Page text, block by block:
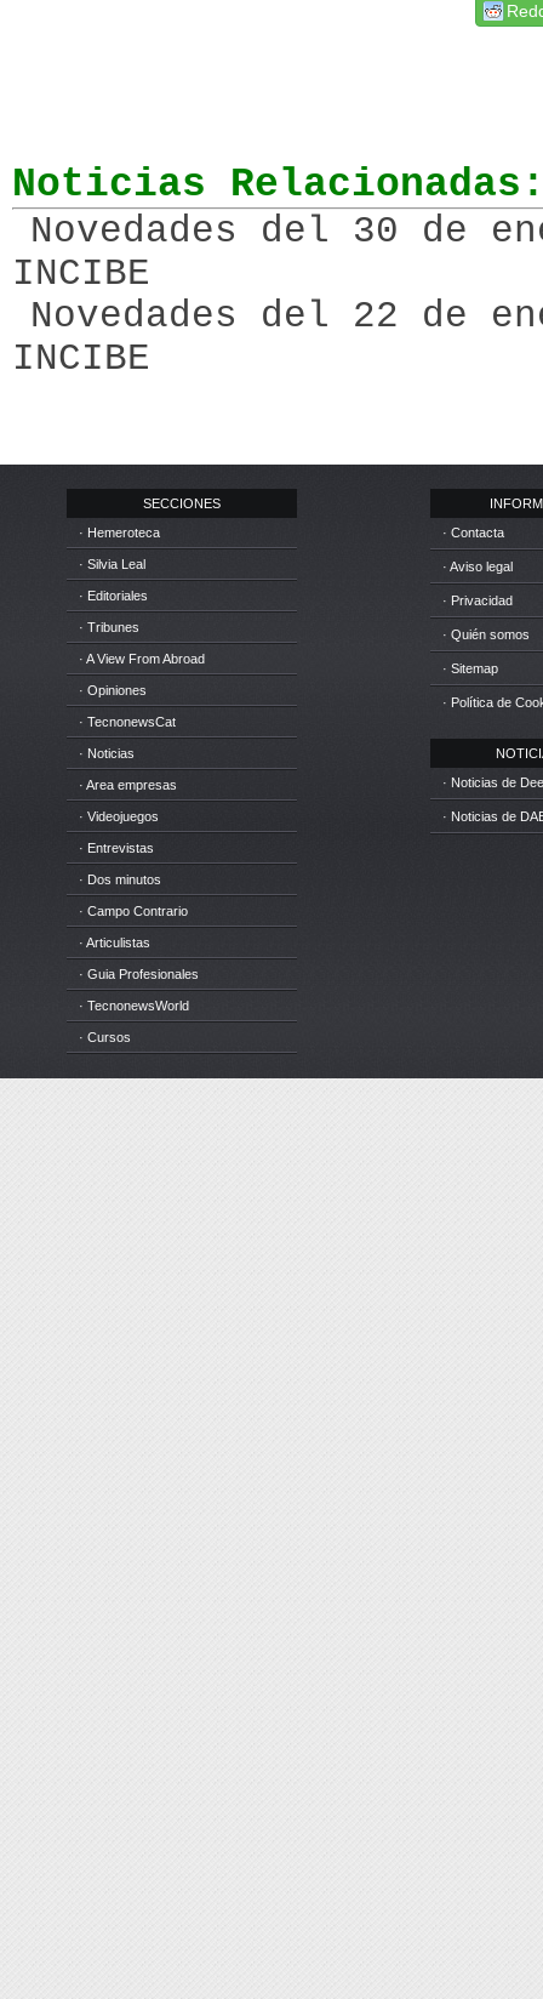
Noticias
Novedades del 30 de
INCIBE
Novedades del 22 de
INCIBE
SECCIONES
· Hemeroteca
· Silvia Leal
· Editoriales
· Tribunes
· A View From Abroad
· Opiniones
· TecnonewsCat
· Noticias
· Area empresas
· Videojuegos
· Entrevistas
· Dos minutos
· Campo Contrario
· Articulistas
· Guia Profesionales
· TecnonewsWorld
· Cursos
· Contacta
· Aviso legal
· Privacidad
· Quién somos
· Sitemap
· Política de
· Noticias de
· Noticias de